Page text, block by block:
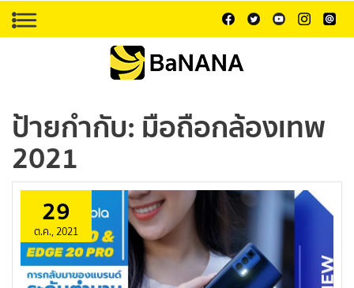
ป้ายกำกับ: มือถือกล้องเทพ
2021
29
ต.ค., 2021